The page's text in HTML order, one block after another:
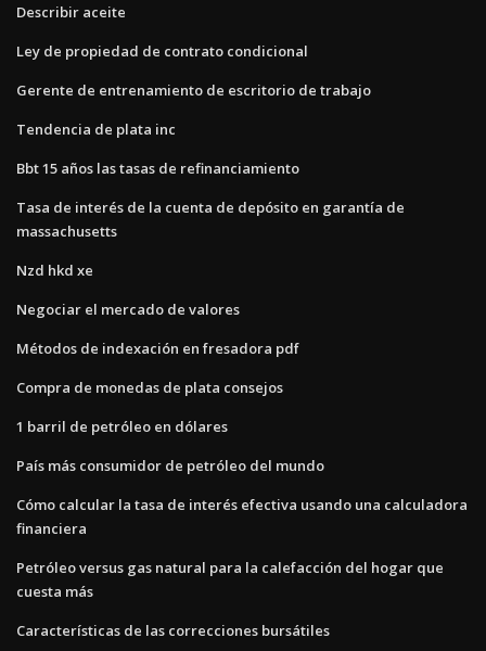
Describir aceite
Ley de propiedad de contrato condicional
Gerente de entrenamiento de escritorio de trabajo
Tendencia de plata inc
Bbt 15 años las tasas de refinanciamiento
Tasa de interés de la cuenta de depósito en garantía de
massachusetts
Nzd hkd xe
Negociar el mercado de valores
Métodos de indexación en fresadora pdf
Compra de monedas de plata consejos
1 barril de petróleo en dólares
País más consumidor de petróleo del mundo
Cómo calcular la tasa de interés efectiva usando una calculadora
financiera
Petróleo versus gas natural para la calefacción del hogar que
cuesta más
Características de las correcciones bursátiles